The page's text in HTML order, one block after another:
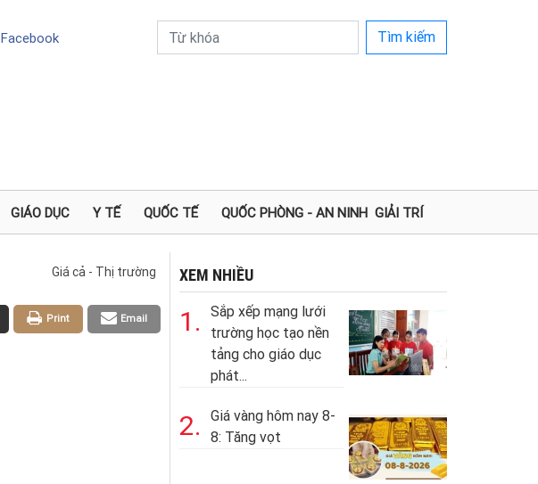
Facebook Tìm kiếm
GIÁO DỤC Y TẾ QUỐC TẾ QUỐC PHÒNG - AN NINH GIẢI TRÍ
Giá cả - Thị trường
Email
Print
XEM NHIỀU
1.
Sắp xếp mạng lưới
trường học tạo nền
tảng cho giáo dục
phát...
2.
Giá vàng hôm nay 8-
8: Tăng vọt